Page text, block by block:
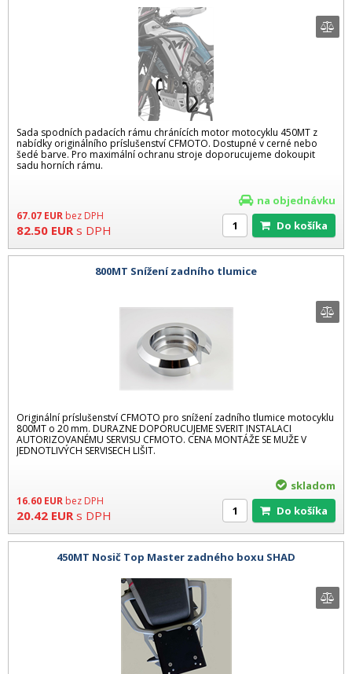
Sada spodních padacích rámu chránících motor motocyklu 450MT z
nabídky originálního príslušenství CFMOTO. Dostupné v cerné nebo
šedé barve. Pro maximální ochranu stroje doporucujeme dokoupit
sadu horních rámu.
67.07 EUR bez DPH
82.50 EUR s DPH
na objednávku
Do košíka
800MT Snížení zadního tlumice
Originální príslušenství CFMOTO pro snížení zadního tlumice motocyklu
800MT o 20 mm. DURAZNE DOPORUCUJEME SVERIT INSTALACI
AUTORIZOVANÉMU SERVISU CFMOTO. CENA MONTÁŽE SE MUŽE V
JEDNOTLIVÝCH SERVISECH LIŠIT.
16.60 EUR bez DPH
20.42 EUR s DPH
skladom
Do košíka
450MT Nosič Top Master zadného boxu SHAD